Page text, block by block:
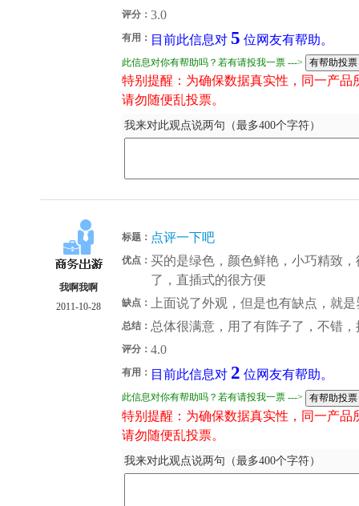
评分： 3.0
有用： 目前此信息对 5 位网友有帮助。
此信息对你有帮助吗？若有请投我一票 --->
特别提醒：为确保数据真实性，同一产
请勿随便乱投票。
我来对此观点说两句（最多400个字符）
我啊我啊
2011-10-28
标题： 点评一下吧
优点： 买的是绿色，颜色鲜艳，小巧精致
了，直插式的很方便
缺点： 上面说了外观，但是也有缺点，就
总结： 总体很满意，用了有阵子了，不错
评分： 4.0
有用： 目前此信息对 2 位网友有帮助。
此信息对你有帮助吗？若有请投我一票 --->
特别提醒：为确保数据真实性，同一产
请勿随便乱投票。
我来对此观点说两句（最多400个字符）